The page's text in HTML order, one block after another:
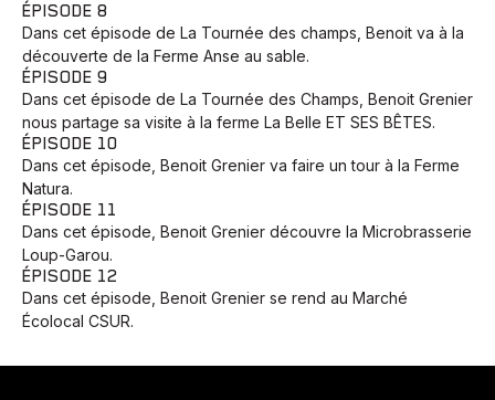
ÉPISODE 8
Dans cet épisode de La Tournée des champs, Benoit va à la
découverte de la Ferme Anse au sable.
ÉPISODE 9
Dans cet épisode de La Tournée des Champs, Benoit Grenier
nous partage sa visite à la ferme La Belle ET SES BÊTES.
ÉPISODE 10
Dans cet épisode, Benoit Grenier va faire un tour à la Ferme
Natura.
ÉPISODE 11
Dans cet épisode, Benoit Grenier découvre la Microbrasserie
Loup-Garou.
ÉPISODE 12
Dans cet épisode, Benoit Grenier se rend au Marché
Écolocal CSUR.